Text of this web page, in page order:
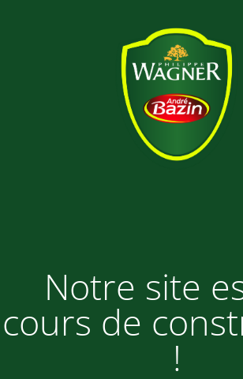
Notre site
cours de
!